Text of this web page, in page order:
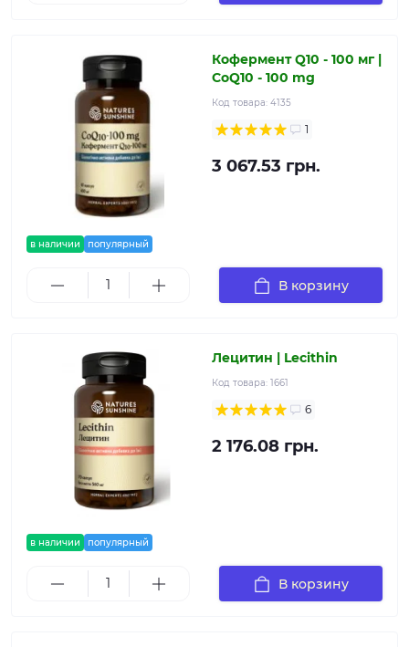
в наличии популярный
Кофермент Q10 - 100 мг |
CoQ10 - 100 mg
Код товара: 4135
1
3 067.53 грн.
В корзину
в наличии популярный
Лецитин | Lecithin
Код товара: 1661
6
2 176.08 грн.
В корзину